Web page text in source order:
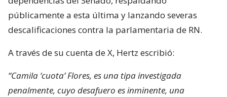
públicamente a esta última y lanzando severas
descalificaciones contra la parlamentaria de RN.
A través de su cuenta de X, Hertz escribió:
“Camila ‘cuota’ Flores, es una tipa investigada
penalmente, cuyo desafuero es inminente, una